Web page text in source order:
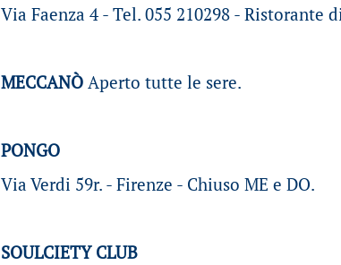
Via Faenza 4 - Tel. 055 210298 -
MECCANÒ Aperto tutte le sere.
PONGO
Via Verdi 59r. - Firenze - Chiuso ME e DO.
SOULCIETY CLUB